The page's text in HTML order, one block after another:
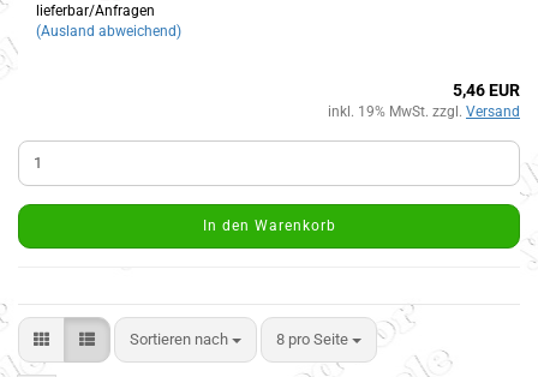
lieferbar/Anfragen
(Ausland abweichend)
5,46 EUR
inkl. 19% MwSt. zzgl. Versand
In den Warenkorb
Sortieren nach 8 pro Seite